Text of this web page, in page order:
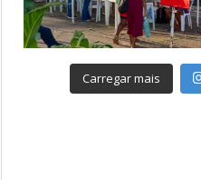
Carregar mais